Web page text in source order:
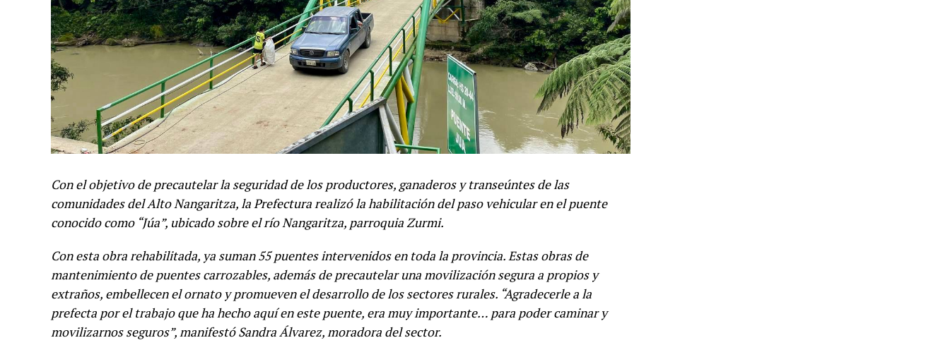
Con el objetivo de precautelar la seguridad de los productores, ganaderos y transeúntes de las
comunidades del Alto Nangaritza, la Prefectura realizó la habilitación del paso vehicular en el puente
conocido como “Júa”, ubicado sobre el río Nangaritza, parroquia Zurmi.
Con esta obra rehabilitada, ya suman 55 puentes intervenidos en toda la provincia. Estas obras de
mantenimiento de puentes carrozables, además de precautelar una movilización segura a propios y
extraños, embellecen el ornato y promueven el desarrollo de los sectores rurales. “Agradecerle a la
prefecta por el trabajo que ha hecho aquí en este puente, era muy importante… para poder caminar y
movilizarnos seguros”, manifestó Sandra Álvarez, moradora del sector.